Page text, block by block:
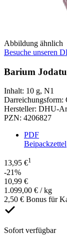
Abbildung ähnlich
Besuche unseren
Barium
Inhalt: 10 g, N1
Darreichungsform:
Hersteller: DHU-
PZN: 4206827
PDF
Beipackzettel
13,95 €1
-21%
10,99 €
1.099,00 € / kg
2,50 € Bonus für
Sofort verfügbar